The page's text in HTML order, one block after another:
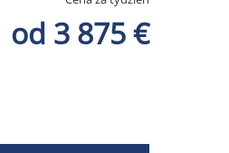
od 3 875 €